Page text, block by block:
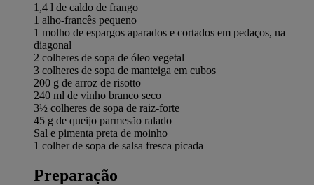
1,4 l de caldo de frango
1 alho-francês pequeno
1 molho de espargos aparados e cortados em pedaços, na
diagonal
2 colheres de sopa de óleo vegetal
3 colheres de sopa de manteiga em cubos
200 g de arroz de risotto
240 ml de vinho branco seco
3½ colheres de sopa de raiz-forte
45 g de queijo parmesão ralado
Sal e pimenta preta de moinho
1 colher de sopa de salsa fresca picada
Preparação